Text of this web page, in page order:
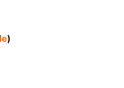
)